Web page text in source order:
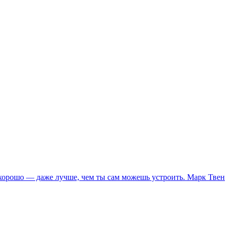
— даже лучше, чем ты сам можешь устроить. Марк Твен